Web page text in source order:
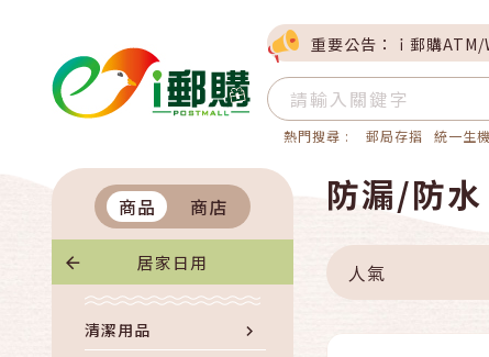
重要公告：ｉ郵購
熱門搜尋 : 郵局存摺 統一生機
商品 商店
居家日用
清潔用品
防漏/防水
人氣
到貨通知我